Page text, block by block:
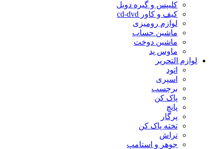
کلیپس و گیره دوبل
کیف و کاور cd-dvd
لوازم رومیزی
ماشین حساب
ماشین دوخت
ماوس پد
لوازم التحریر
اتود
اسپری
برچسب
پاک کن
پانچ
پرگار
تخته پاک کن
تراش
جوهر و استامپ